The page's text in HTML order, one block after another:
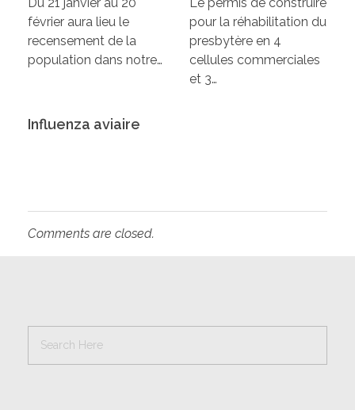
février aura lieu le
recensement de la
population dans notre…
pour la réhabilitation du
presbytère en 4
cellules commerciales
et 3…
Influenza aviaire
Comments are closed.